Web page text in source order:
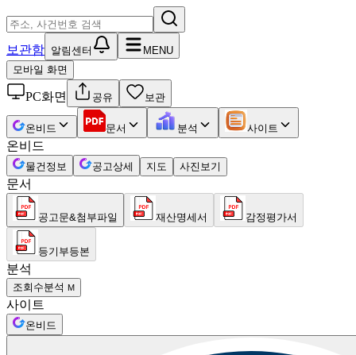
보관함 알림센터
MENU
모바일 화면
PC화면 공유 보관
온비드 문서 분석 사이트
온비드
물건정보 공고상세 지도 사진보기
문서
공고문&첨부파일 재산명세서 감정평가서
등기부등본
분석
조회수분석 M
사이트
온비드